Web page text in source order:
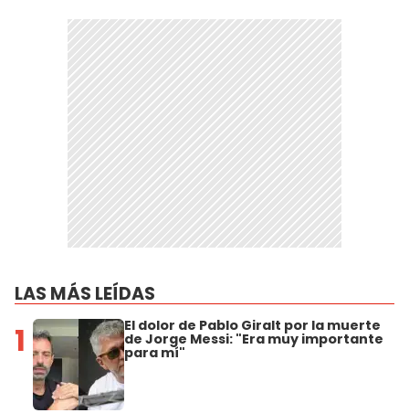
LAS MÁS LEÍDAS
1 El dolor de Pablo Giralt por la muerte
de Jorge Messi: "Era muy importante
para mí"